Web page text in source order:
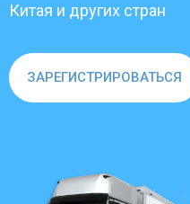
Китая и других стран
ЗАРЕГИСТРИРОВАТЬСЯ